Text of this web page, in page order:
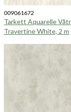
009061672
Tarkett Aquarelle
Travertine White, 2 m